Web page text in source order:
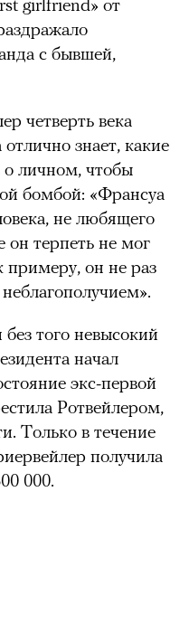
с бывшей,
четверть века
знает, какие
о личном, чтобы
бомбой: «Франсуа
не любящего
он терпеть не мог
примеру, он не раз
того невысокий
начал
экс-первой
Ротвейлером,
Только в течение
получила
000.